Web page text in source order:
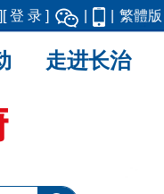
[ 登 录 ] 繁體版
走进长治